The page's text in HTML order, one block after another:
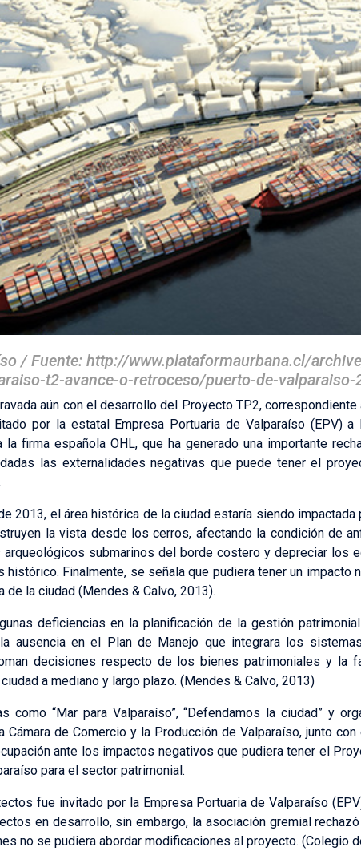
/ Fuente: http://www.plataformaurbana.cl/
t2-avance-o-retroceso/puerto-de-valparaiso-
aún con el desarrollo del Proyecto TP2,
por la estatal Empresa Portuaria de Valparaíso (EPV) a
la firma española OHL, que ha generado una importante
las externalidades negativas que puede tener el
2013, el área histórica de la ciudad estaría siendo
la vista desde los cerros, afectando la condición de
submarinos del borde costero y depreciar los
Finalmente, se señala que pudiera tener un impacto
la ciudad (Mendes & Calvo, 2013).
deficiencias en la planificación de la gestión
ausencia en el Plan de Manejo que integrara los
decisiones respecto de los bienes patrimoniales y la
a mediano y largo plazo. (Mendes & Calvo, 2013)
como “Mar para Valparaíso”, “Defendamos la ciudad” y
de Comercio y la Producción de Valparaíso, junto
ante los impactos negativos que pudiera tener el
para el sector patrimonial.
fue invitado por la Empresa Portuaria de Valparaíso
en desarrollo, sin embargo, la asociación gremial
no se pudiera abordar modificaciones al proyecto. (Colegio